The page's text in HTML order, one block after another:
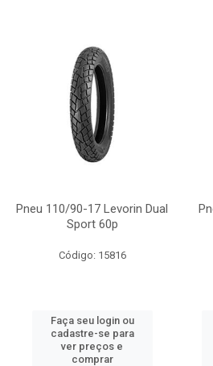
Pneu 110/90-17 Levorin Dual
Sport 60p
Código: 15816
Faça seu login ou
cadastre-se para
ver preços e
comprar